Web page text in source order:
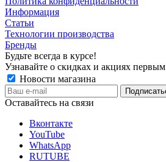
Информация
Статьи
Технологии производства
Бренды
Будьте всегда в курсе!
Узнавайте о скидках и акциях первым
Новости магазина
Оставайтесь на связи
Вконтакте
YouTube
WhatsApp
RUTUBE